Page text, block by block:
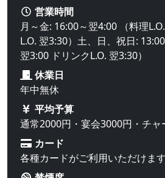
営業時間
月～金: 16:00～翌4:00 （料理
L.O. 翌3:30）土、日、祝日:
翌3:00 ドリンクL.O. 翌3:30）
休業日
年中無休
平均予算
通常2000円・宴会3000円・チ
カード
各種カードがご利用いただけます